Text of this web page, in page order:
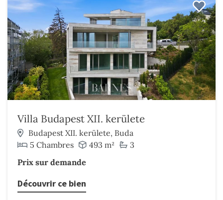
Villa Budapest XII. kerülete
Budapest XII. kerülete, Buda
5 Chambres
493 m²
3
Prix sur demande
Découvrir ce bien